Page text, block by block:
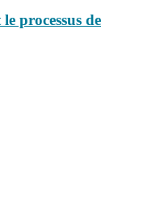
processus de